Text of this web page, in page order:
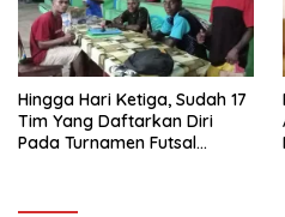
Hingga Hari Ketiga, Sudah 17
Tim Yang Daftarkan Diri
Pada Turnamen Futsal